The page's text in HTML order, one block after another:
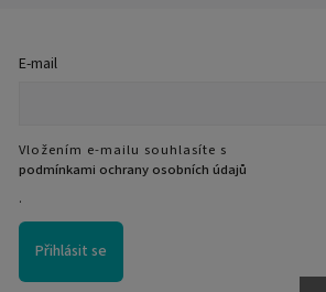
E-mail
Vložením e-mailu souhlasíte s
podmínkami ochrany osobních údajů
.
Přihlásit se